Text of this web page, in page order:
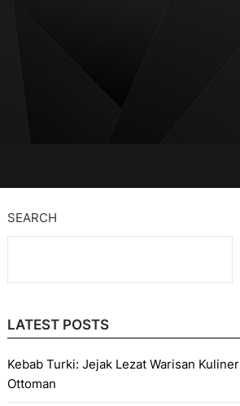
SEARCH
LATEST POSTS
Kebab Turki: Jejak Lezat Warisan Kuliner
Ottoman